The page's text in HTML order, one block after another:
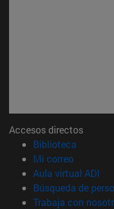
Accesos directos
Biblioteca
Mi correo(abre en
Aula virtual ADI
Búsqueda de
Trabaja con